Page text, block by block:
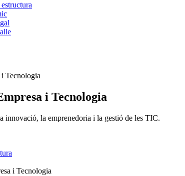
i Tecnologia
innovació, la emprenedoria i la gestió de les TIC.
i Tecnologia